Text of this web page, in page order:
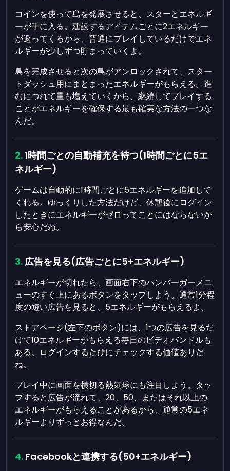
コインを使って島を発展させると、スターとエネルギ
ーが手に入る。建設するアイテムごとに2エネルギー
が返ってくるから、普通にプレイしているだけでエネ
ルギーが少しずつ貯まっていくよ。
島を完成させると次の島がアンロックされて、スター
トダッシュ用にまとまったエネルギーがもらえる。進
むにつれて量も増えていくから、継続してプレイする
ことがエネルギーを確保する最も確実な方法の一つな
んだ。
1時間ごとの自動補充を待つ(1時間ごとに5エ
ネルギー)
ゲームは自動的に1時間ごとに5エネルギーを追加して
くれる。ゆっくりした方法だけど、休憩後にログイン
したときにエネルギーがゼロってことにはならないか
ら安心だね。
広告を見る(広告ごとに5+エネルギー)
エネルギーが切れたら、画面右下のハンバーガーメニ
ューのすぐ上にあるボタンをタップしよう。通常1分程
度の短い広告を見ると、5エネルギーがもらえるよ。
ストアページ(左下のボタン)には、1つの広告を見るだ
けで10エネルギーがもらえる毎日のビデオバンドルも
ある。ログインするたびにチェックする価値ありだ
ね。
プレイ中に画面を横切る熱気球にも注目しよう。タッ
プすると広告が流れて、20、50、またはそれ以上の
エネルギーがもらえることがあるから、通常の5エネ
ルギーよりずっとお得なんだ。
Facebookと連携する(50+エネルギー)